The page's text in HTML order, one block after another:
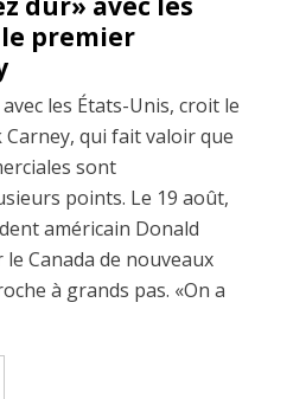
premier
les États-Unis, croit le
qui fait valoir que
sont
points. Le 19 août,
américain Donald
Canada de nouveaux
à grands pas. «On a